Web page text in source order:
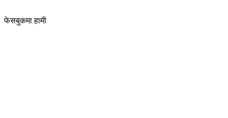
फेसबुकमा हामी